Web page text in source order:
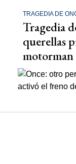
TRAGEDIA DE
Tragedia
querellas
motorman